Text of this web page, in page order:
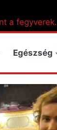
a fegyverek.
Egészség